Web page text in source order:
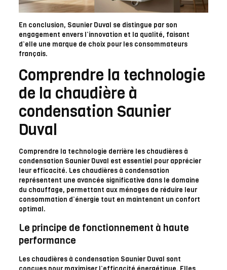
En conclusion, Saunier Duval se distingue par son
engagement envers l’innovation et la qualité, faisant
d’elle une marque de choix pour les consommateurs
français.
Comprendre la technologie
de la chaudière à
condensation Saunier
Duval
Comprendre la technologie derrière les chaudières à
condensation Saunier Duval est essentiel pour apprécier
leur efficacité. Les chaudières à condensation
représentent une avancée significative dans le domaine
du chauffage, permettant aux ménages de réduire leur
consommation d’énergie tout en maintenant un confort
optimal.
Le principe de fonctionnement à haute
performance
Les chaudières à condensation Saunier Duval sont